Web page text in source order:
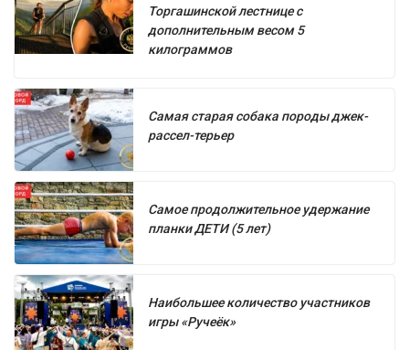
Торгашинской лестнице с
дополнительным весом 5
килограммов
Самая старая собака породы джек-
рассел-терьер
Самое продолжительное удержание
планки ДЕТИ (5 лет)
Наибольшее количество участников
игры «Ручеёк»